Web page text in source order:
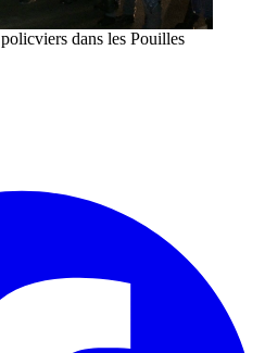
dans les Pouilles